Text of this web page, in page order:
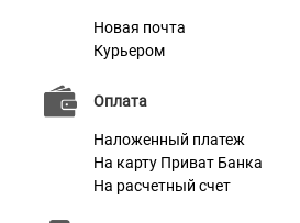
Новая почта
Курьером
Оплата
Наложенный платеж
На карту Приват Банка
На расчетный счет
Чтобы определится с размером
Характеристики